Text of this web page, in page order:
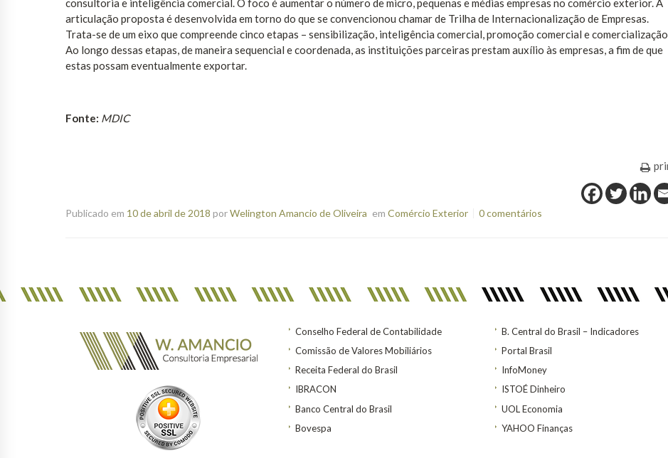
consultoria e inteligência comercial. O foco é aumentar o número de micro, pequenas e médias empresas no comércio exterior. A
articulação proposta é desenvolvida em torno do que se convencionou chamar de Trilha de Internacionalização de Empresas.
Trata-se de um eixo que compreende cinco etapas – sensibilização, inteligência comercial, promoção comercial e
Ao longo dessas etapas, de maneira sequencial e coordenada, as instituições parceiras prestam auxílio às empresas, a fim de que
estas possam eventualmente exportar.
Fonte: MDIC
Publicado em 10 de abril de 2018 porWelington Amancio de Oliveira em Comércio Exterior 0 comentários
Conselho Federal de Contabilidade
Comissão de Valores Mobiliários
Receita Federal do Brasil
IBRACON
Banco Central do Brasil
Bovespa
B. Central do Brasil – Indicadores
Portal Brasil
InfoMoney
ISTOÉ Dinheiro
UOL Economia
YAHOO Finanças